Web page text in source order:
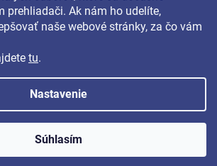
prehliadači. Ak nám ho udelíte,
naše webové stránky, za čo vám
tu.
Nastavenie
Súhlasím
LAVONIO.sk. Všetky práva vyhradené.